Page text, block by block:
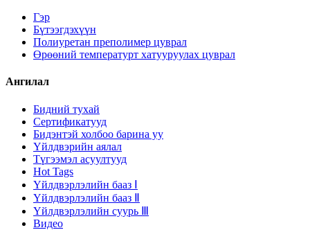
Гэр
Бүтээгдэхүүн
Полиуретан преполимер цуврал
Өрөөний температурт хатууруулах цуврал
Ангилал
Бидний тухай
Сертификатууд
Бидэнтэй холбоо барина уу
Үйлдвэрийн аялал
Түгээмэл асуултууд
Hot Tags
Үйлдвэрлэлийн бааз Ⅰ
Үйлдвэрлэлийн бааз Ⅱ
Үйлдвэрлэлийн суурь Ⅲ
Видео